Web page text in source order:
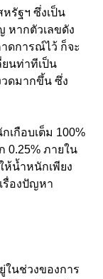
รัฐฯ ซึ่งเป็น
หากตัวเลขดัง
ดการณ์ไว้ ก็จะ
ยนท่าทีเป็น
วดมากขึ้น ซึ่ง
เกือบเต็ม 100%
0.25% ภายใน
ห้น้ำหนักเพียง
รื่องปัญหา
ในช่วงของการ